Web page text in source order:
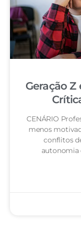
Geração Z
CENÁRIO
menos
conflitos
autonomia